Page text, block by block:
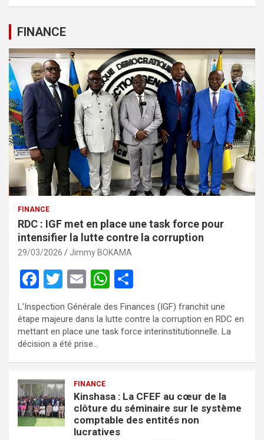
FINANCE
FINANCE
RDC : IGF met en place une task force pour
intensifier la lutte contre la corruption
29/03/2026 Jimmy BOKAMA
F
ce
b
o
k
T
wi
tt
er
E
m
ail
W
at
s
p
ta
g
L’Inspection Générale des Finances (IGF) franchit une
étape majeure dans la lutte contre la corruption en RDC en
mettant en place une task force interinstitutionnelle. La
décision a été prise…
FINANCE
Kinshasa : La CFEF au cœur de la
clôture du séminaire sur le système
comptable des entités non
lucratives